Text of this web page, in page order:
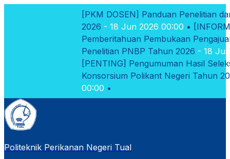
[PKM DOSEN]Panduan Penelitian dan
2026- 18 Jun 2026 00:00 •
Pemberitahuan Pembukaan Pengajuan
Penelitian PNBP Tahun 2026- 18 Jun
[PENTING]Pengumuman Hasil Seleksi
Konsorsium Polikant Negeri Tahun 2026
00:00 •
Politeknik Perikanan Negeri Tual